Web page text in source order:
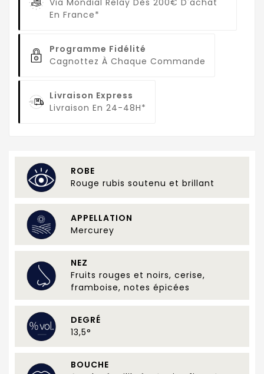
Via Mondial Relay Dès 200€ D'achat
En France*
Programme Fidélité
Cagnottez À Chaque Commande
Livraison Express
Livraison En 24-48H*
ROBE
Rouge rubis soutenu et brillant
APPELLATION
Mercurey
NEZ
Fruits rouges et noirs, cerise,
framboise, notes épicées
DEGRÉ
13,5°
BOUCHE